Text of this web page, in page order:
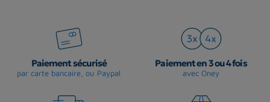
Paiement sécurisé
par carte bancaire, ou Paypal
Paiement en 3 ou 4 fois
avec Oney